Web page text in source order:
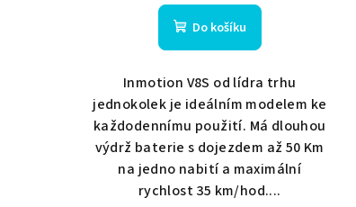
Do košíku
Inmotion V8S od lídra trhu
jednokolek je ideálním modelem ke
každodennímu použití. Má dlouhou
výdrž baterie s dojezdem až 50 Km
na jedno nabití a maximální
rychlost 35 km/hod....